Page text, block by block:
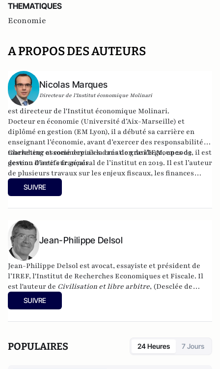
THEMATIQUES
Economie
A PROPOS DES AUTEURS
Nicolas Marques
Directeur de l'Institut économique Molinari
est directeur de l'Institut économique Molinari.
Docteur en économie (Université d’Aix-Marseille) et
diplômé en gestion (EM Lyon), il a débuté sa carrière en
enseignant l’économie, avant d’exercer des responsabilités
marketing et commerciales dans de grands groupes de
gestion d’actifs français.
Chercheur associé depuis la création de l’IEM, en 2003, il est
devenu Directeur général de l’institut en 2019. Il est l’auteur
de plusieurs travaux sur les enjeux fiscaux, les finances
publiques, la protection sociale ou la contribution des
entreprises et membre de la Société du Mont Pèlerin.
SUIVRE
Jean-Philippe Delsol
Jean-Philippe Delsol est avocat, essayiste et président de
l’IREF, l'Institut de Recherches Economiques et Fiscale. Il
est l'auteur de Civilisation et libre arbitre, (Desclée de
Brouwer, 2022).
SUIVRE
POPULAIRES 24 Heures 7 Jours